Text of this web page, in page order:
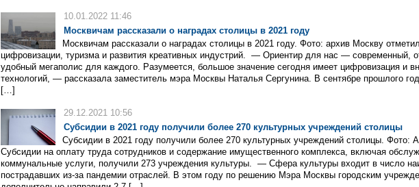
10.01.2022 11:46
Москвичам рассказали о наградах столицы в 2021 году
Москвичам рассказали о наградах столицы в 2021 году. Фото: архив Москву
цифровизации, туризма и развития креативных индустрий. — Ориентир для нас — современный,
удобный мегаполис для каждого. Разумеется, большое значение сегодня имеет цифровизация и
технологий, — рассказала заместитель мэра Москвы Наталья Сергунина. В сентябре прошлого
[…]
29.12.2021 10:56
Субсидии в 2021 году получили более 270 культурных учреждений столицы
Субсидии в 2021 году получили более 270 культурных учреждений столицы. Фото:
Субсидии на оплату труда сотрудников и содержание имущественного комплекса, включая
коммунальные услуги, получили 273 учреждения культуры. — Сфера культуры входит в число
пострадавших из-за пандемии отраслей. В этом году по решению Мэра Москвы городским